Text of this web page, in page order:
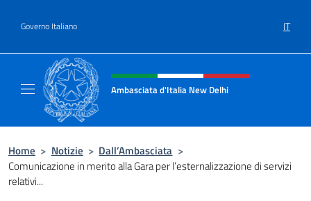
Governo Italiano IT
Intestazione sito, social e menù
Ambasciata d'Italia New Delhi
Home > Notizie > Dall’Ambasciata >
Comunicazione in merito alla Gara per l’esternalizzazione di servizi
relativi...